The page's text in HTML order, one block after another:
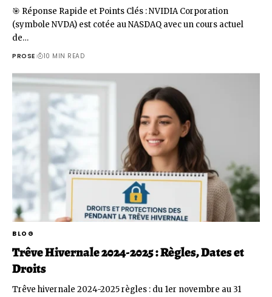
🎯 Réponse Rapide et Points Clés : NVIDIA Corporation
(symbole NVDA) est cotée au NASDAQ avec un cours actuel
de…
PROSE 10 MIN READ
BLOG
Trêve Hivernale 2024-2025 : Règles, Dates et
Droits
Trêve hivernale 2024-2025 règles : du 1er novembre au 31